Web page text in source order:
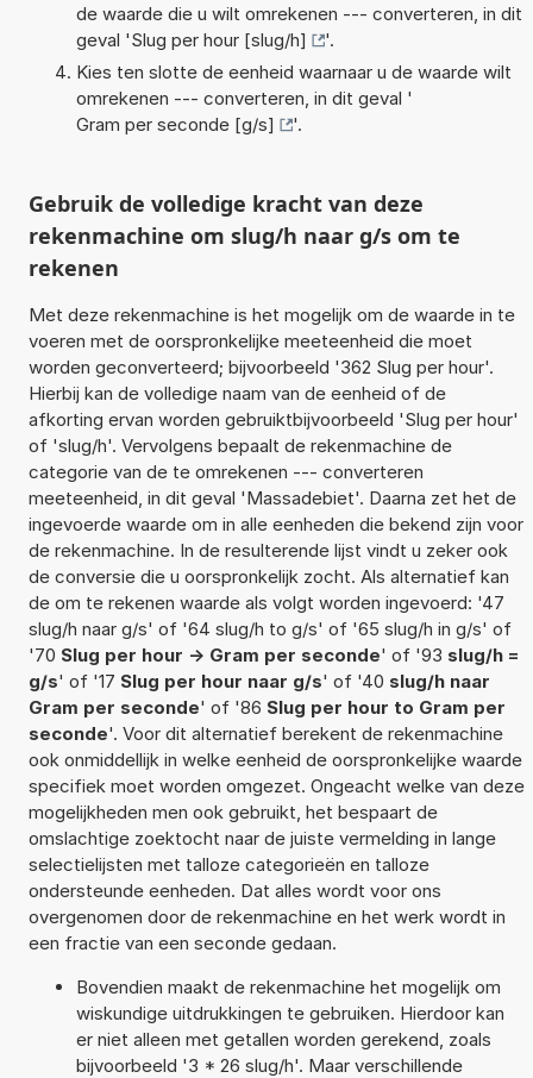
de waarde die u wilt omrekenen --- converteren, in dit
geval 'Slug per hour [slug/h]
'.
Kies ten slotte de eenheid waarnaar u de waarde wilt
omrekenen --- converteren, in dit geval '
Gram per seconde [g/s]
'.
Gebruik de volledige kracht van deze
rekenmachine om slug/h naar g/s om te
rekenen
Met deze rekenmachine is het mogelijk om de waarde in te
voeren met de oorspronkelijke meeteenheid die moet
worden geconverteerd; bijvoorbeeld '362 Slug per hour'.
Hierbij kan de volledige naam van de eenheid of de
afkorting ervan worden gebruiktbijvoorbeeld 'Slug per hour'
of 'slug/h'. Vervolgens bepaalt de rekenmachine de
categorie van de te omrekenen --- converteren
meeteenheid, in dit geval 'Massadebiet'. Daarna zet het de
ingevoerde waarde om in alle eenheden die bekend zijn voor
de rekenmachine. In de resulterende lijst vindt u zeker ook
de conversie die u oorspronkelijk zocht. Als alternatief kan
de om te rekenen waarde als volgt worden ingevoerd: '47
slug/h naar g/s' of '64 slug/h to g/s' of '65 slug/h in g/s' of
'70 Slug per hour -> Gram per seconde' of '93 slug/h =
g/s' of '17 Slug per hour naar g/s' of '40 slug/h naar
Gram per seconde' of '86 Slug per hour to Gram per
seconde'. Voor dit alternatief berekent de rekenmachine
ook onmiddellijk in welke eenheid de oorspronkelijke waarde
specifiek moet worden omgezet. Ongeacht welke van deze
mogelijkheden men ook gebruikt, het bespaart de
omslachtige zoektocht naar de juiste vermelding in lange
selectielijsten met talloze categorieën en talloze
ondersteunde eenheden. Dat alles wordt voor ons
overgenomen door de rekenmachine en het werk wordt in
een fractie van een seconde gedaan.
Bovendien maakt de rekenmachine het mogelijk om
wiskundige uitdrukkingen te gebruiken. Hierdoor kan
er niet alleen met getallen worden gerekend, zoals
bijvoorbeeld '3 * 26 slug/h'. Maar verschillende